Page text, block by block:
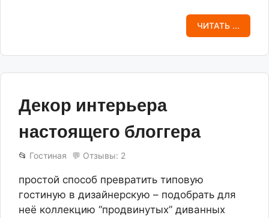
ЧИТАТЬ ...
Декор интерьера
настоящего блоггера
📂 Гостиная 💬 Отзывы: 2
простой способ превратить типовую
гостиную в дизайнерскую – подобрать для
неё коллекцию “продвинутых” диванных